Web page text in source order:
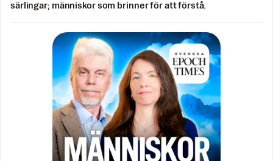
särlingar; människor som brinner för att förstå.